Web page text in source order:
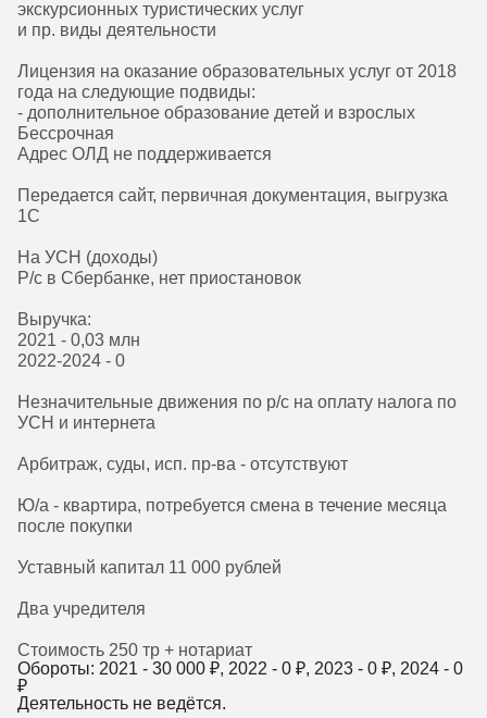
экскурсионных туристических услуг
и пр. виды деятельности
Лицензия на оказание образовательных услуг от 2018
года на следующие подвиды:
- дополнительное образование детей и взрослых
Бессрочная
Адрес ОЛД не поддерживается
Передается сайт, первичная документация, выгрузка
1С
На УСН (доходы)
Р/с в Сбербанке, нет приостановок
Выручка:
2021 - 0,03 млн
2022-2024 - 0
Незначительные движения по р/с на оплату налога по
УСН и интернета
Арбитраж, суды, исп. пр-ва - отсутствуют
Ю/а - квартира, потребуется смена в течение месяца
после покупки
Уставный капитал 11 000 рублей
Два учредителя
Стоимость 250 тр + нотариат
Обороты: 2021 - 30 000 ₽, 2022 - 0 ₽, 2023 - 0 ₽, 2024 - 0
₽
Деятельность не ведётся.